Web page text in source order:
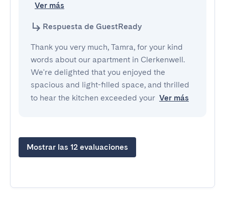
Ver más
Respuesta de GuestReady
Thank you very much, Tamra, for your kind
words about our apartment in Clerkenwell.
We're delighted that you enjoyed the
spacious and light-filled space, and thrilled
to hear the kitchen exceeded your Ver más
Mostrar las 12 evaluaciones